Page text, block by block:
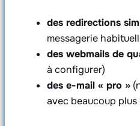
des redirections
messagerie
des webmails de
à configurer)
des e-mail « pro »
avec beaucoup plus